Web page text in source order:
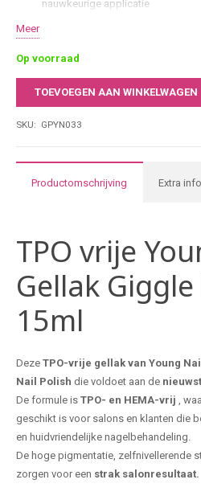
nauwkeurige applicatie
15 ml salonformaat & ideaal voor
Meer
Op voorraad
Nails
TOEVOEGEN AAN WINKELWAGEN
SKU: GPYN033
Productomschrijving Extra
TPO vrije
Gellak
15ml
Deze TPO-vrije gellak van Young
Nail Polish die voldoet aan de
De formule is TPO- en HEMA-vrij ,
geschikt is voor salons en klanten die
en huidvriendelijke nagelbehandeling.
De hoge pigmentatie, zelfnivellerende
zorgen voor een strak salonresultaat.